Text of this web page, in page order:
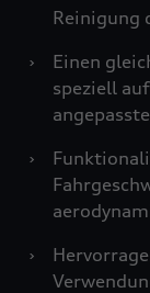
Reinigung
›
Einen
speziell
›
›